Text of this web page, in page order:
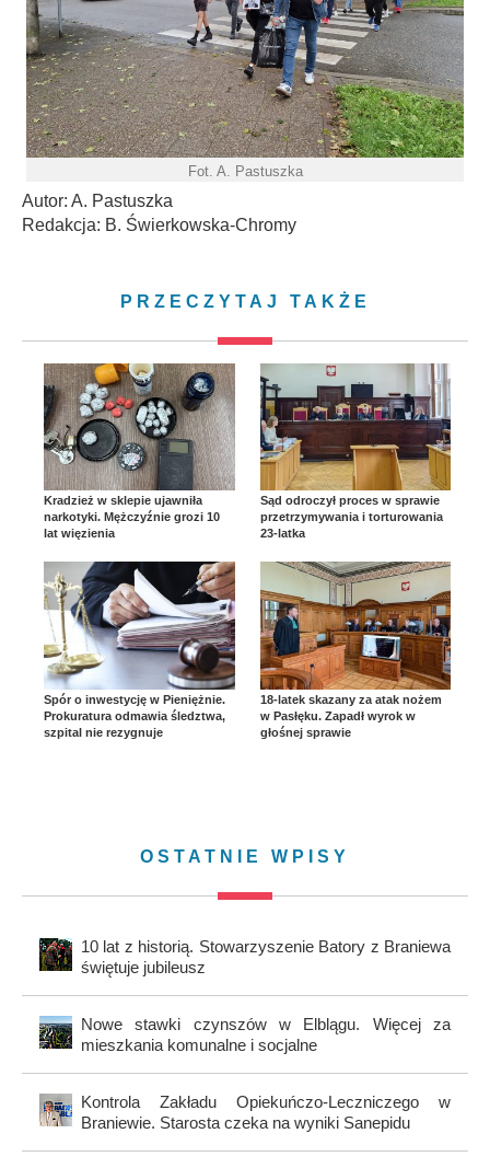
Fot. A. Pastuszka
Autor: A. Pastuszka
Redakcja: B. Świerkowska-Chromy
PRZECZYTAJ TAKŻE
Kradzież w sklepie ujawniła
narkotyki. Mężczyźnie grozi 10
lat więzienia
Sąd odroczył proces w sprawie
przetrzymywania i torturowania
23-latka
Spór o inwestycję w Pieniężnie.
Prokuratura odmawia śledztwa,
szpital nie rezygnuje
18-latek skazany za atak nożem
w Pasłęku. Zapadł wyrok w
głośnej sprawie
OSTATNIE WPISY
10 lat z historią. Stowarzyszenie Batory z Braniewa
świętuje jubileusz
Nowe stawki czynszów w Elblągu. Więcej za
mieszkania komunalne i socjalne
Kontrola Zakładu Opiekuńczo-Leczniczego w
Braniewie. Starosta czeka na wyniki Sanepidu